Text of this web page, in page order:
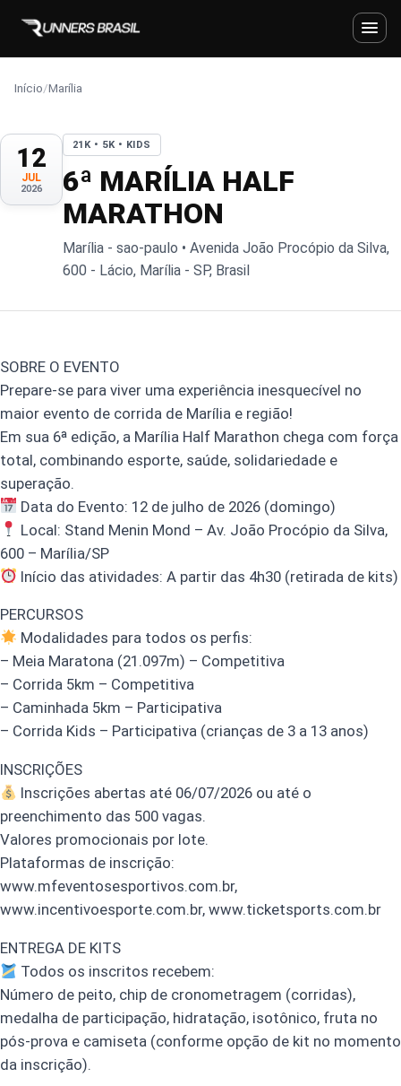
Início/Marília
12
JUL
2026
21K • 5K • KIDS
6ª MARÍLIA HALF
MARATHON
Marília - sao-paulo • Avenida João Procópio da Silva,
600 - Lácio, Marília - SP, Brasil
SOBRE O EVENTO
Prepare-se para viver uma experiência inesquecível no
maior evento de corrida de Marília e região!
Em sua 6ª edição, a Marília Half Marathon chega com força
total, combinando esporte, saúde, solidariedade e
superação.
Data do Evento: 12 de julho de 2026 (domingo)
Local: Stand Menin Mond – Av. João Procópio da Silva,
600 – Marília/SP
Início das atividades: A partir das 4h30 (retirada de kits)
PERCURSOS
Modalidades para todos os perfis:
– Meia Maratona (21.097m) – Competitiva
– Corrida 5km – Competitiva
– Caminhada 5km – Participativa
– Corrida Kids – Participativa (crianças de 3 a 13 anos)
INSCRIÇÕES
Inscrições abertas até 06/07/2026 ou até o
preenchimento das 500 vagas.
Valores promocionais por lote.
Plataformas de inscrição:
www.mfeventosesportivos.com.br,
www.incentivoesporte.com.br, www.ticketsports.com.br
ENTREGA DE KITS
Todos os inscritos recebem:
Número de peito, chip de cronometragem (corridas),
medalha de participação, hidratação, isotônico, fruta no
pós-prova e camiseta (conforme opção de kit no momento
da inscrição).